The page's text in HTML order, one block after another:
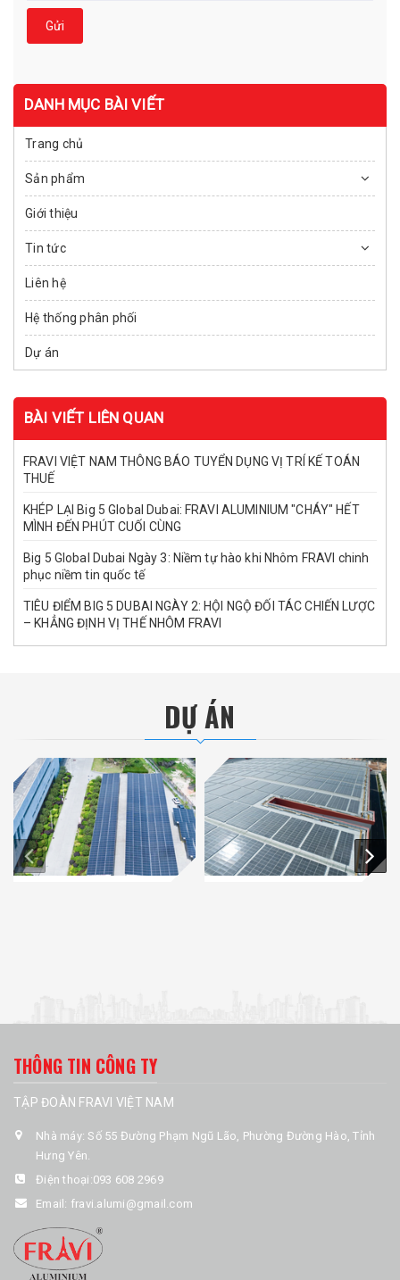
Gửi
DANH MỤC BÀI VIẾT
Trang chủ
Sản phẩm
Giới thiệu
Tin tức
Liên hệ
Hệ thống phân phối
Dự án
BÀI VIẾT LIÊN QUAN
FRAVI VIỆT NAM THÔNG BÁO TUYỂN DỤNG VỊ TRÍ KẾ TOÁN
THUẾ
KHÉP LẠI Big 5 Global Dubai: FRAVI ALUMINIUM "CHÁY" HẾT
MÌNH ĐẾN PHÚT CUỐI CÙNG
Big 5 Global Dubai Ngày 3: Niềm tự hào khi Nhôm FRAVI chinh
phục niềm tin quốc tế
TIÊU ĐIỂM BIG 5 DUBAI NGÀY 2: HỘI NGỘ ĐỐI TÁC CHIẾN LƯỢC
– KHẲNG ĐỊNH VỊ THẾ NHÔM FRAVI
DỰ ÁN
THÔNG TIN CÔNG TY
TẬP ĐOÀN FRAVI VIỆT NAM
Nhà máy: Số 55 Đường Phạm Ngũ Lão, Phường Đường Hào, Tỉnh
Hưng Yên.
Điện thoại:093 608 2969
Email: fravi.alumi@gmail.com